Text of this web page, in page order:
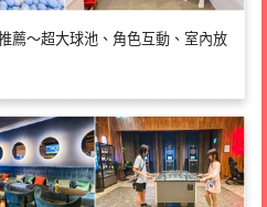
薦～超大球池、角色互動、室內放